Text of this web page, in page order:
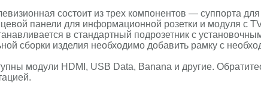
состоит из трех компонентов — суппорта
панели для информационной розетки и модуля с
в стандартный подрозетник с
сборки изделия необходимо добавить рамку с
модули HDMI, USB Data, Banana и другие.